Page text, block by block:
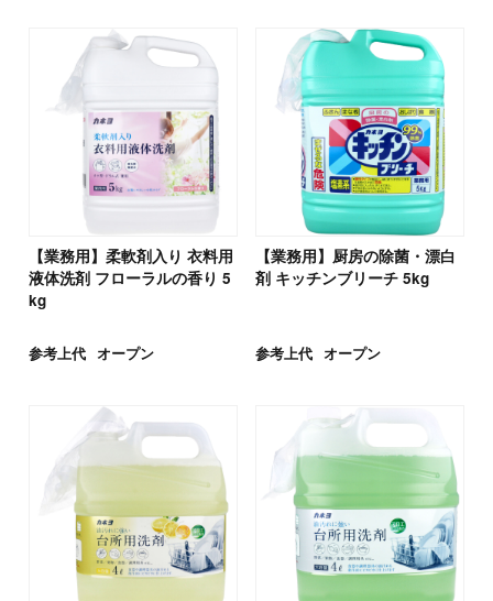
【業務用】柔軟剤入り 衣料用
液体洗剤 フローラルの香り 5
kg
参考上代 オープン
【業務用】厨房の除菌・漂白
剤 キッチンブリーチ 5kg
参考上代 オープン